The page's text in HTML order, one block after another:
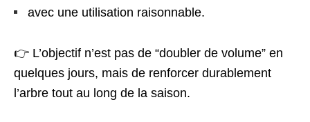
avec une utilisation raisonnable.
👉 L’objectif n’est pas de “doubler de volume” en
quelques jours, mais de renforcer durablement
l’arbre tout au long de la saison.